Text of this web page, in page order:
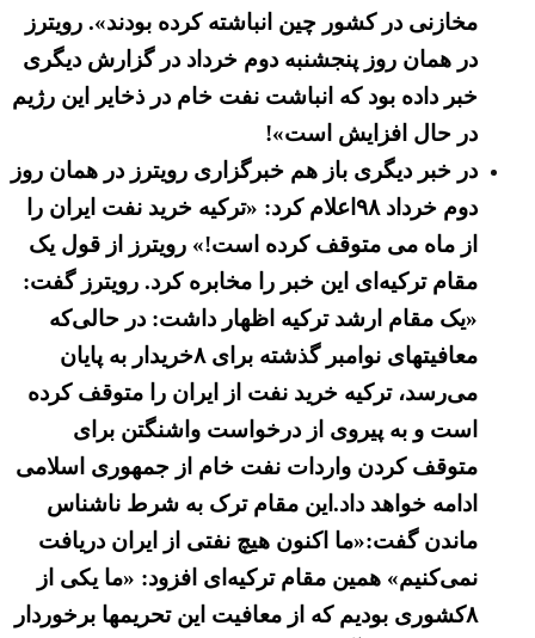
مخازنی در کشور چین انباشته کرده‌ بودند». رویترز
در همان روز پنجشنبه دوم خرداد در گزارش دیگری
خبر داده بود که انباشت نفت خام در ذخایر این رژیم
در حال افزایش است»!
در خبر دیگری باز هم خبرگزاری رویترز در همان روز
دوم خرداد ۹۸اعلام کرد: «ترکیه خرید نفت ایران را
از ماه می‌ متوقف کرده است!‌» رویترز از قول یک
مقام ترکیه‌ای این خبر را مخابره کرد. رویترز گفت:
«یک مقام ارشد ترکیه اظهار داشت:‌ در حالی‌که
معافیتهای نوامبر گذشته برای ۸خریدار به پایان
می‌رسد، ترکیه خرید نفت از ایران را متوقف کرده
است و به پیروی از درخواست واشنگتن برای
متوقف کردن واردات نفت خام از جمهوری اسلامی
ادامه خواهد داد.این مقام ترک به شرط ناشناس
ماندن گفت:‌«ما اکنون هیچ نفتی از ایران دریافت
نمی‌کنیم» همین مقام ترکیه‌ای افزود: «ما یکی از
۸کشوری بودیم که از معافیت این تحریمها برخوردار